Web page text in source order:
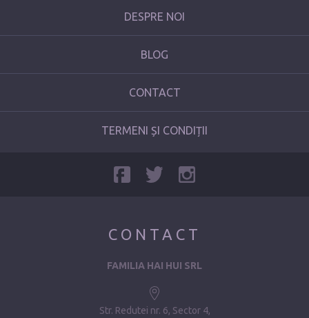
DESPRE NOI
BLOG
CONTACT
TERMENI ȘI CONDIȚII
CONTACT
FAMILIA HAI HUI SRL
Str. Redutei nr. 6, Sector 4